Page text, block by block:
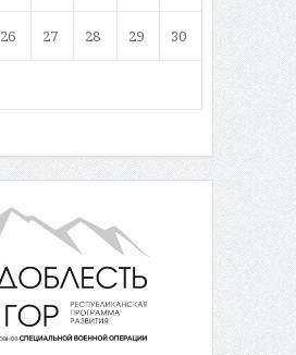
26 27 28 29 30